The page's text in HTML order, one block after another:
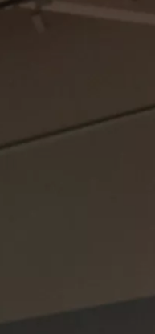
DOE EEN DONATIE